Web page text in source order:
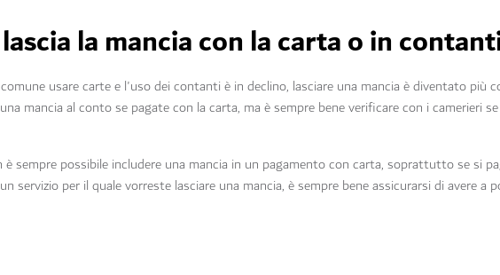
la mancia con la carta o in
usare carte e l'uso dei contanti è in declino, lasciare una mancia è diventato più
mancia al conto se pagate con la carta, ma è sempre bene verificare con i camerieri
sempre possibile includere una mancia in un pagamento con carta, soprattutto se si
servizio per il quale vorreste lasciare una mancia, è sempre bene assicurarsi di avere a